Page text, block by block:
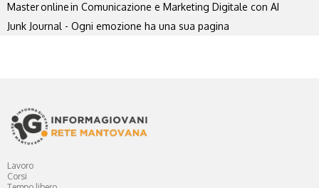
Master online in Comunicazione e Marketing Digitale con AI
Junk Journal - Ogni emozione ha una sua pagina
Lavoro
Corsi